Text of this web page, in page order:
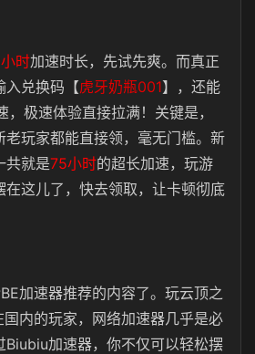
时加速时长，先试先爽。而真正
兑换码【虎牙奶瓶001】，还能
，极速体验直接拉满！关键是，
老玩家都能直接领，毫无门槛。新
共就是75小时的超长加速，玩游
在这儿了，快去领取，让卡顿彻底
加速器推荐的内容了。玩云顶之
内的玩家，网络加速器几乎是必
Biubiu加速器，你不仅可以轻松摆